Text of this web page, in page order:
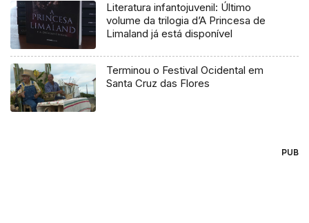
Literatura infantojuvenil: Último
volume da trilogia d’A Princesa de
Limaland já está disponível
Terminou o Festival Ocidental em
Santa Cruz das Flores
PUB